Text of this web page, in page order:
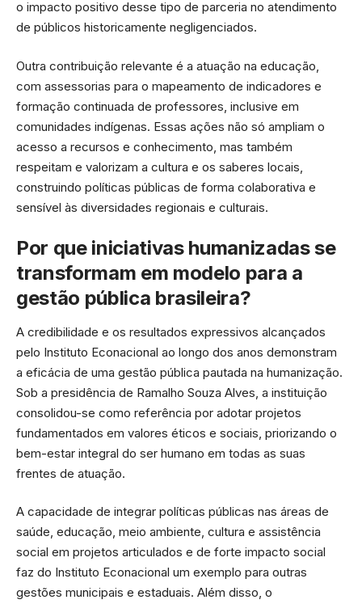
o impacto positivo desse tipo de parceria no atendimento
de públicos historicamente negligenciados.
Outra contribuição relevante é a atuação na educação,
com assessorias para o mapeamento de indicadores e
formação continuada de professores, inclusive em
comunidades indígenas. Essas ações não só ampliam o
acesso a recursos e conhecimento, mas também
respeitam e valorizam a cultura e os saberes locais,
construindo políticas públicas de forma colaborativa e
sensível às diversidades regionais e culturais.
Por que iniciativas humanizadas se
transformam em modelo para a
gestão pública brasileira?
A credibilidade e os resultados expressivos alcançados
pelo Instituto Econacional ao longo dos anos demonstram
a eficácia de uma gestão pública pautada na humanização.
Sob a presidência de Ramalho Souza Alves, a instituição
consolidou-se como referência por adotar projetos
fundamentados em valores éticos e sociais, priorizando o
bem-estar integral do ser humano em todas as suas
frentes de atuação.
A capacidade de integrar políticas públicas nas áreas de
saúde, educação, meio ambiente, cultura e assistência
social em projetos articulados e de forte impacto social
faz do Instituto Econacional um exemplo para outras
gestões municipais e estaduais. Além disso, o